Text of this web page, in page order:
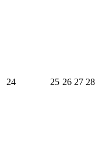
24 25 26 27 28